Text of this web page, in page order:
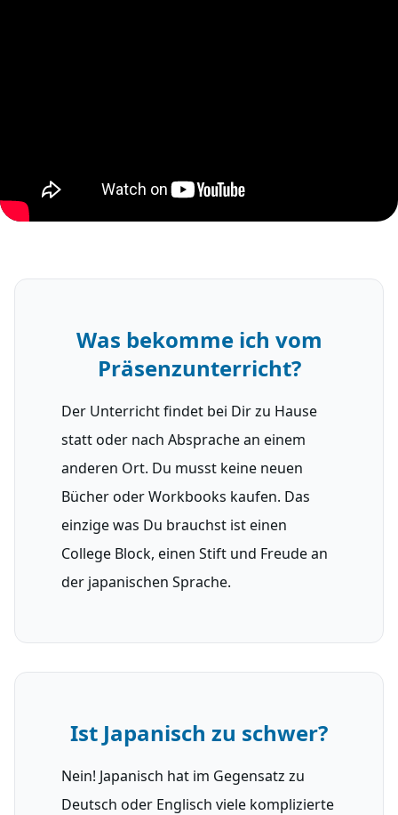
Was bekomme ich vom
Präsenzunterricht?
Der Unterricht findet bei Dir zu Hause
statt oder nach Absprache an einem
anderen Ort. Du musst keine neuen
Bücher oder Workbooks kaufen. Das
einzige was Du brauchst ist einen
College Block, einen Stift und Freude an
der japanischen Sprache.
Ist Japanisch zu schwer?
Nein! Japanisch hat im Gegensatz zu
Deutsch oder Englisch viele komplizierte